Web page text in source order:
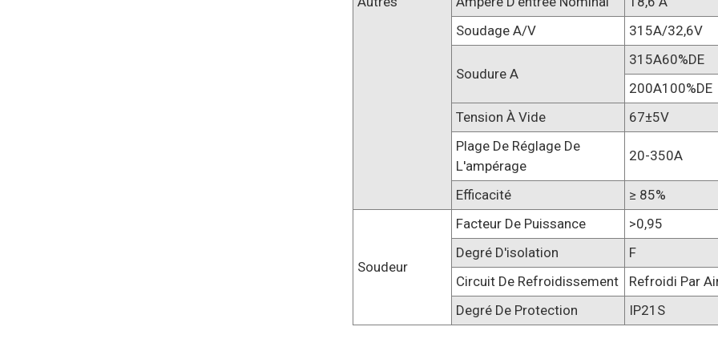
Soudage A/V
315A/32,6V
Soudure A
315A60%DE
200A100%DE
Tension À Vide
67±5V
Plage De Réglage De
L'ampérage
20-350A
Efficacité ≥ 85%
Soudeur
Facteur De Puissance
>0,95
Degré D'isolation
F
Circuit De Refroidissement
Refroidi Par
Degré De Protection
IP21S